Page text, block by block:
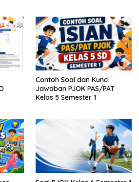
Contoh Soal dan Kunci
Jawaban PJOK PAS/PAT
Kelas 5 Semester 1